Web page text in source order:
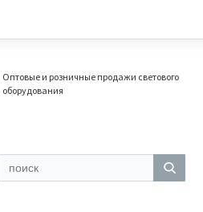
Оптовые и розничные продажи светового
оборудования